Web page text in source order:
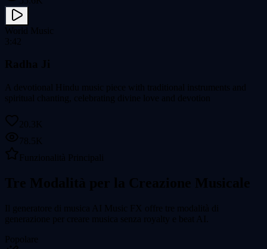
World Music
3:42
Radha Ji
A devotional Hindu music piece with traditional instruments and
spiritual chanting, celebrating divine love and devotion
20.3K
78.5K
Funzionalità Principali
Tre Modalità per la Creazione Musicale
Il generatore di musica AI Music FX offre tre modalità di
generazione per creare musica senza royalty e beat AI.
Popolare